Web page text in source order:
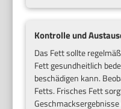
Kontrolle und
Das Fett sollte
Fett gesundheitlich
beschädigen kann.
Fetts. Frisches Fett